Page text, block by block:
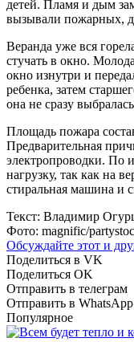
детей. Пламя и дым
вызывали пожарных,
Веранда уже вся
стучать в окно.
окно изнутри и
ребенка, затем
она не сразу
Площадь пожара
Предварительная
электропроводки. По
нагрузку, так как на
стиральная машина и
Текст: Владимир
Фото: magnific/
Обсуждайте этот и
Поделиться в VK
Поделиться OK
Отправить в телеграм
Отправить в WhatsApp
Популярное